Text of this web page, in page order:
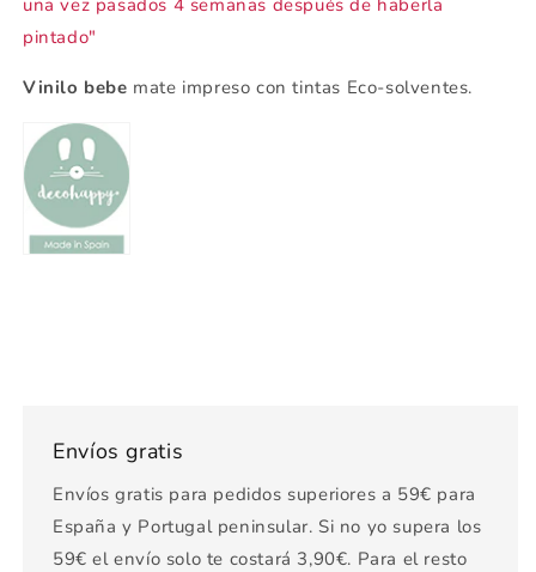
pintado"
Vinilo bebe mate impreso con tintas Eco-solventes.
Envíos gratis
Envíos gratis para pedidos superiores a 59€ para
España y Portugal peninsular. Si no yo supera los
59€ el envío solo te costará 3,90€. Para el resto